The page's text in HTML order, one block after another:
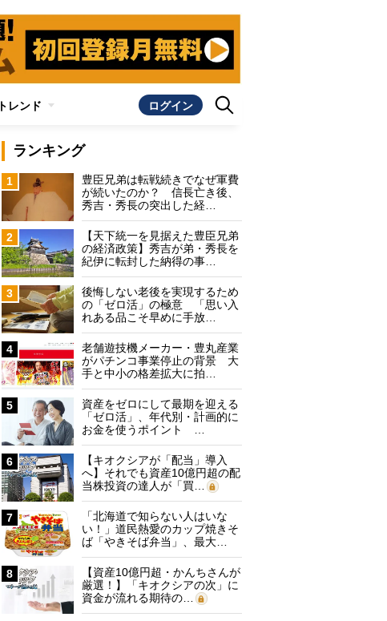
トレンド ログイン
ランキング
1
豊臣兄弟は転戦続きでなぜ軍費
が続いたのか？ 信長亡き後、
秀吉・秀長の突出した経…
2
【天下統一を見据えた豊臣兄弟
の経済政策】秀吉が弟・秀長を
紀伊に転封した納得の事…
3
後悔しない老後を実現するため
の「ゼロ活」の極意 「思い入
れある品こそ早めに手放…
4
老舗遊技機メーカー・豊丸産業
がパチンコ事業停止の背景 大
手と中小の格差拡大に拍…
5
資産をゼロにして最期を迎える
「ゼロ活」、年代別・計画的に
お金を使うポイント …
6
【キオクシアが「配当」導入
へ】それでも資産10億円超の配
当株投資の達人が「買…
7
「北海道で知らない人はいな
い！」道民熱愛のカップ焼きそ
ば「やきそば弁当」、最大…
8
【資産10億円超・かんちさんが
厳選！】「キオクシアの次」に
資金が流れる期待の…